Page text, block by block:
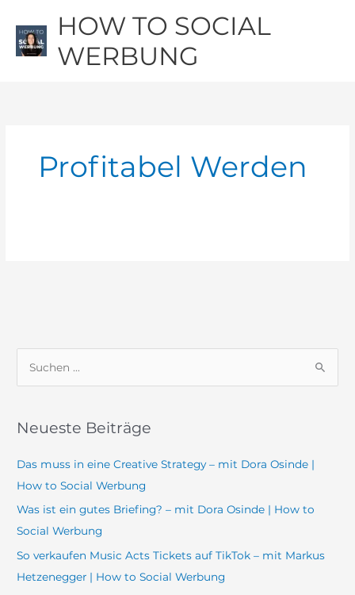
Inhalt
springen
HOW TO SOCIAL
WERBUNG
Profitabel Werden
h
h
:
Neueste Beiträge
Das muss in eine Creative Strategy – mit Dora Osinde |
How to Social Werbung
Was ist ein gutes Briefing? – mit Dora Osinde | How to
Social Werbung
So verkaufen Music Acts Tickets auf TikTok – mit Markus
Hetzenegger | How to Social Werbung